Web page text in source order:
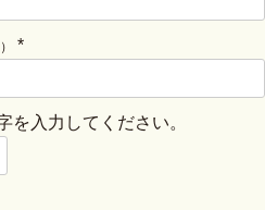
*
を入力してください。